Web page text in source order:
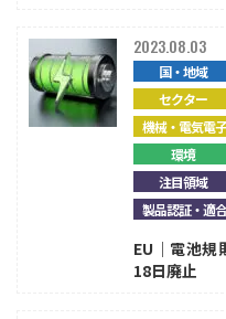
国・地域
セクター
機械・電気電
環境
注目領域
製品認証・適
2023.08.03
EU｜電池規
18日廃止